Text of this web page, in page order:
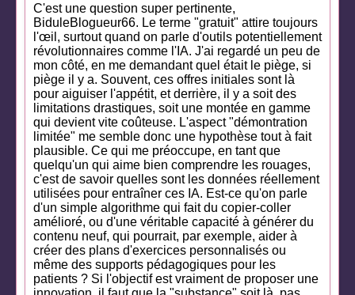
C'est une question super pertinente,
BiduleBlogueur66. Le terme "gratuit" attire toujours
l'œil, surtout quand on parle d'outils potentiellement
révolutionnaires comme l'IA. J'ai regardé un peu de
mon côté, en me demandant quel était le piège, si
piège il y a. Souvent, ces offres initiales sont là
pour aiguiser l'appétit, et derrière, il y a soit des
limitations drastiques, soit une montée en gamme
qui devient vite coûteuse. L'aspect "démontration
limitée" me semble donc une hypothèse tout à fait
plausible. Ce qui me préoccupe, en tant que
quelqu'un qui aime bien comprendre les rouages,
c'est de savoir quelles sont les données réellement
utilisées pour entraîner ces IA. Est-ce qu'on parle
d'un simple algorithme qui fait du copier-coller
amélioré, ou d'une véritable capacité à générer du
contenu neuf, qui pourrait, par exemple, aider à
créer des plans d'exercices personnalisés ou
même des supports pédagogiques pour les
patients ? Si l'objectif est vraiment de proposer une